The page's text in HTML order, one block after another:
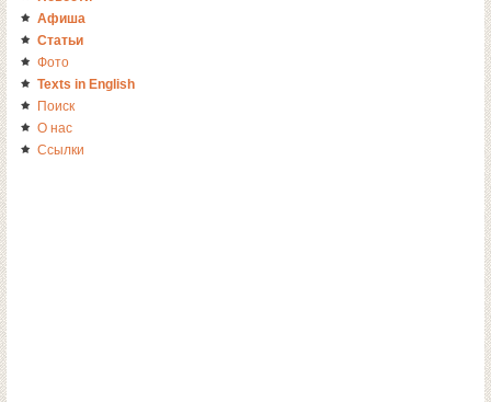
Афиша
Статьи
Фото
Texts in English
Поиск
О нас
Ссылки